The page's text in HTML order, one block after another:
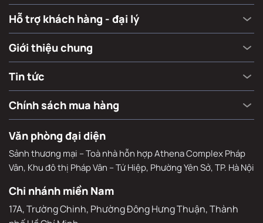
cskh@mutosi.com
Chính sách mua hàng
Văn phòng đại diện
Sảnh thương mại – Toà nhà hỗn hợp Athena Complex Pháp
Vân, Khu đô thị Pháp Vân – Tứ Hiệp, Phường Yên Sở, TP. Hà Nội